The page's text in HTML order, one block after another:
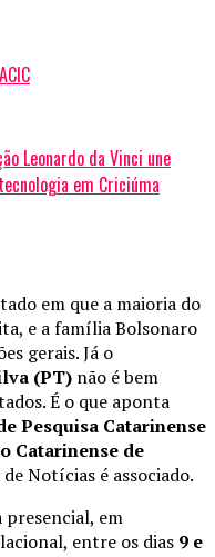
Leonardo da Vinci une
em Criciúma
em que a maioria do
e a família Bolsonaro
gerais. Já o
(PT) não é bem
É o que aponta
Pesquisa Catarinense
Catarinense de
Notícias é associado.
em
entre os dias 9 e